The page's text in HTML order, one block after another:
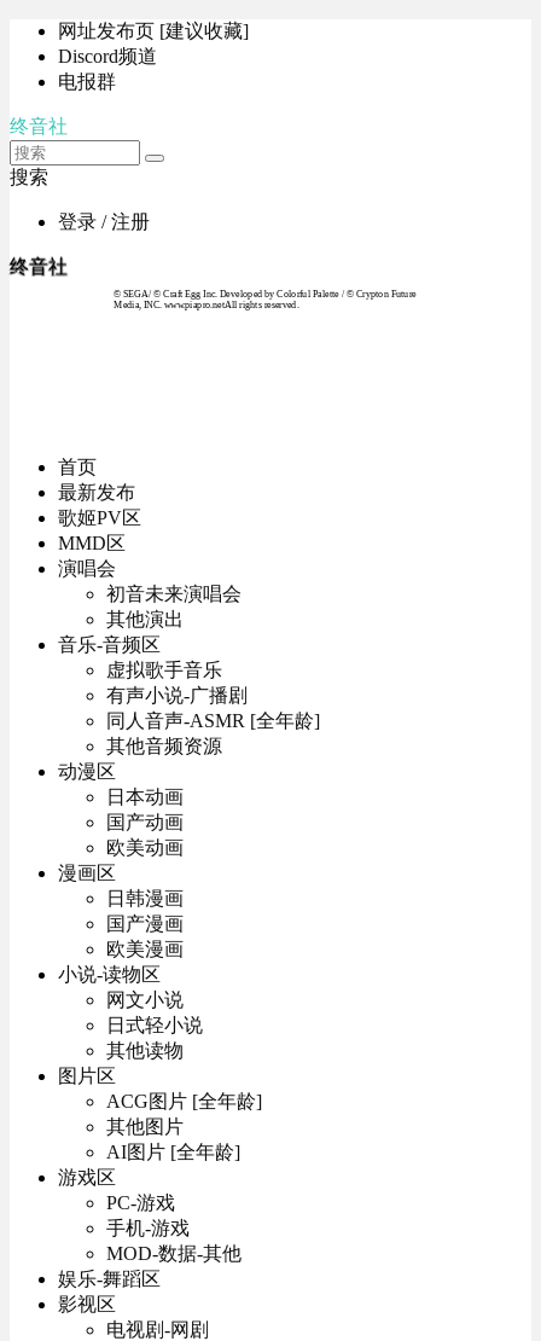
网址发布页 [建议收藏]
Discord频道
电报群
终音社
搜索
登录 / 注册
终音社
© SEGA / © Craft Egg Inc. Developed by Colorful Palette / © Crypton Future
Media, INC. www.piapro.netAll rights reserved.
首页
最新发布
歌姬PV区
MMD区
演唱会
初音未来演唱会
其他演出
音乐-音频区
虚拟歌手音乐
有声小说-广播剧
同人音声-ASMR [全年龄]
其他音频资源
动漫区
日本动画
国产动画
欧美动画
漫画区
日韩漫画
国产漫画
欧美漫画
小说-读物区
网文小说
日式轻小说
其他读物
图片区
ACG图片 [全年龄]
其他图片
AI图片 [全年龄]
游戏区
PC-游戏
手机-游戏
MOD-数据-其他
娱乐-舞蹈区
影视区
电视剧-网剧